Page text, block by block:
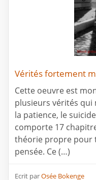
Vérités fortement
Cette oeuvre est
plusieurs vérités qui
la patience, le
comporte 17
théorie propre pour
pensée. Ce (…)
Ecrit parOsée Bokenge